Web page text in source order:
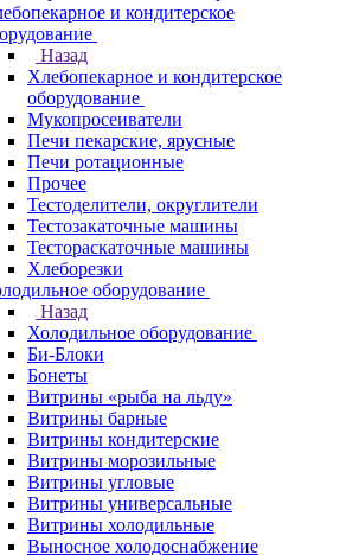
и кондитерское
Назад
Хлебопекарное и кондитерское
оборудование
Мукопросеиватели
Печи пекарские, ярусные
Печи ротационные
Прочее
Тестоделители, округлители
Тестозакаточные машины
Тестораскаточные машины
Хлеборезки
оборудование
Назад
Холодильное оборудование
Би-Блоки
Бонеты
Витрины «рыба на льду»
Витрины барные
Витрины кондитерские
Витрины морозильные
Витрины угловые
Витрины универсальные
Витрины холодильные
Выносное холодоснабжение